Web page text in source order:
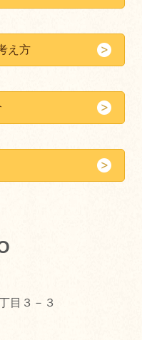
え方
目３－３